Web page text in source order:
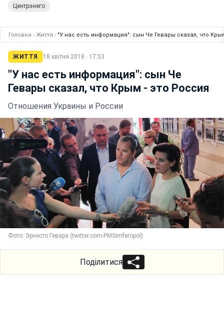
Центрэнего
Головна › Життя › "У нас есть информация": сын Че Гевары сказал, что
ЖИТТЯ 18 квітня 2018 · 17:53
"У нас есть информация": сын Че
Гевары сказал, что Крым - это Россия
Отношения Украины и России
Фото: Эрнесто Гевара (twitter.com-PMSimferopol)
Поділитися